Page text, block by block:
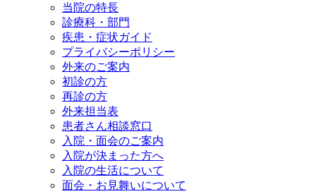
当院の特長
診療科・部門
疾患・症状ガイド
プライバシーポリシー
外来のご案内
初診の方
再診の方
外来担当表
患者さん相談窓口
入院・面会のご案内
入院が決まった方へ
入院の生活について
面会・お見舞いについて